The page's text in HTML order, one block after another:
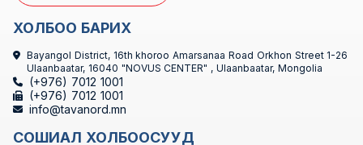
ХОЛБОО БАРИХ
Bayangol District, 16th khoroo Amarsanaa Road Orkhon Street 1-26
Ulaanbaatar, 16040 "NOVUS CENTER" , Ulaanbaatar, Mongolia
(+976) 7012 1001
(+976) 7012 1001
info@tavanord.mn
СОШИАЛ ХОЛБООСУУД